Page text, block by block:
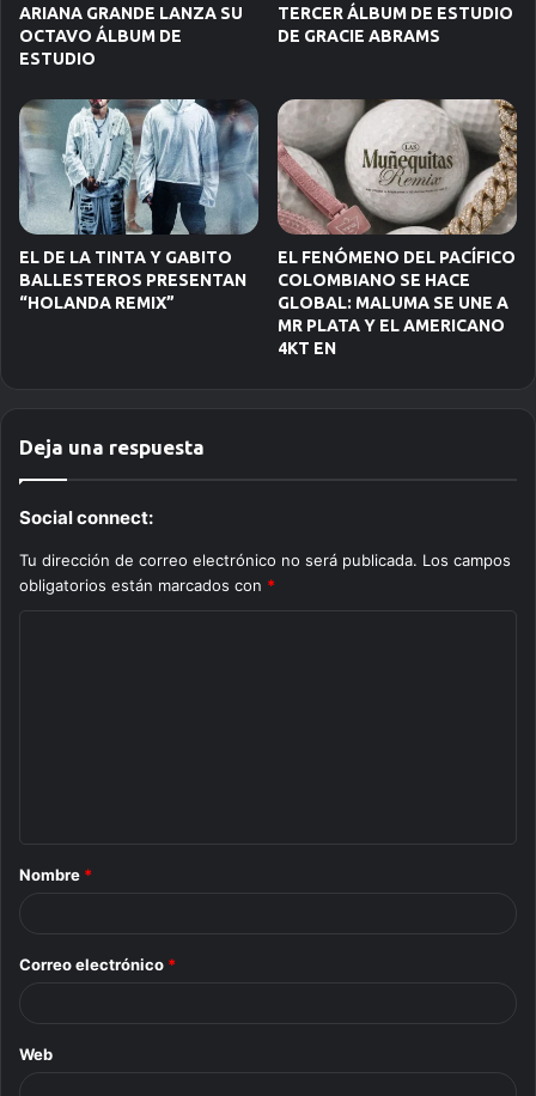
ARIANA GRANDE LANZA SU
OCTAVO ÁLBUM DE
ESTUDIO
TERCER ÁLBUM DE ESTUDIO
DE GRACIE ABRAMS
EL DE LA TINTA Y GABITO
BALLESTEROS PRESENTAN
“HOLANDA REMIX”
EL FENÓMENO DEL PACÍFICO
COLOMBIANO SE HACE
GLOBAL: MALUMA SE UNE A
MR PLATA Y EL AMERICANO
4KT EN
Deja una respuesta
Social connect:
Tu dirección de correo electrónico no será publicada. Los campos
obligatorios están marcados con *
r
Nombre *
Correo electrónico *
Web